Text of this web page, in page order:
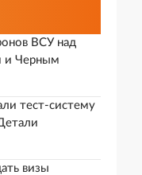
ВСУ над
и Черным
тест-систему
визы